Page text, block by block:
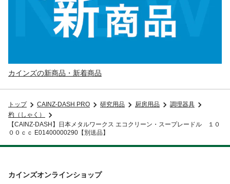
カインズの新商品・新着商品
トップ CAINZ-DASH PRO 研究用品 厨房用品
調理器具
杓（しゃく）
【CAINZ-DASH】日本メタルワークス エコクリーン・スープレードル １０
００ｃｃ E01400000290【別送品】
カインズオンラインショップ